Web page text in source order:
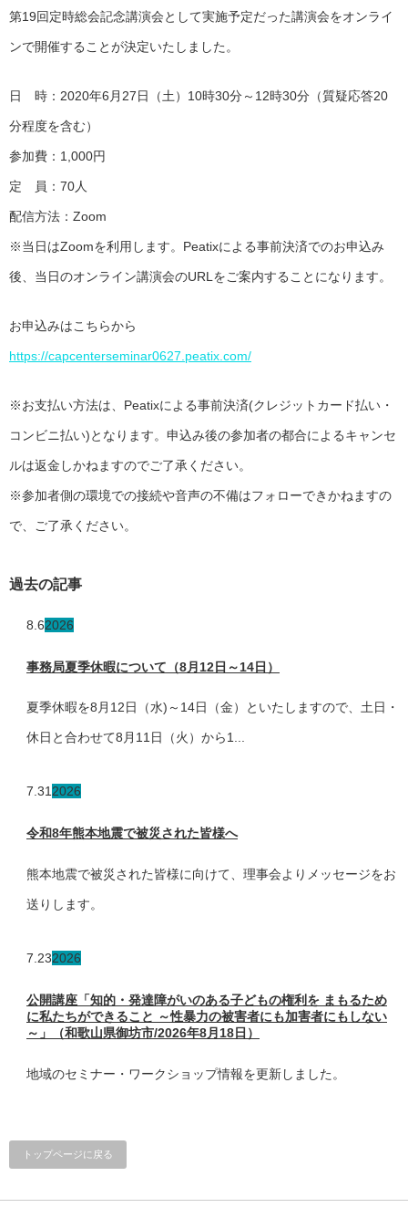
第19回定時総会記念講演会として実施予定だった講演会をオンライ
ンで開催することが決定いたしました。
日 時：2020年6月27日（土）10時30分～12時30分（質疑応答20
分程度を含む）
参加費：1,000円
定 員：70人
配信方法：Zoom
※当日はZoomを利用します。Peatixによる事前決済でのお申込み
後、当日のオンライン講演会のURLをご案内することになります。
お申込みはこちらから
https://capcenterseminar0627.peatix.com/
※お支払い方法は、Peatixによる事前決済(クレジットカード払い・
コンビニ払い)となります。申込み後の参加者の都合によるキャンセ
ルは返金しかねますのでご了承ください。
※参加者側の環境での接続や音声の不備はフォローできかねますの
で、ご了承ください。
過去の記事
8.62026
事務局夏季休暇について（8月12日～14日）
夏季休暇を8月12日（水)～14日（金）といたしますので、土日・
休日と合わせて8月11日（火）から1...
7.312026
令和8年熊本地震で被災された皆様へ
熊本地震で被災された皆様に向けて、理事会よりメッセージをお
送りします。
7.232026
公開講座「知的・発達障がいのある子どもの権利を まもるため
に私たちができること ～性暴力の被害者にも加害者にもしない
～」（和歌山県御坊市/2026年8月18日）
地域のセミナー・ワークショップ情報を更新しました。
トップページに戻る